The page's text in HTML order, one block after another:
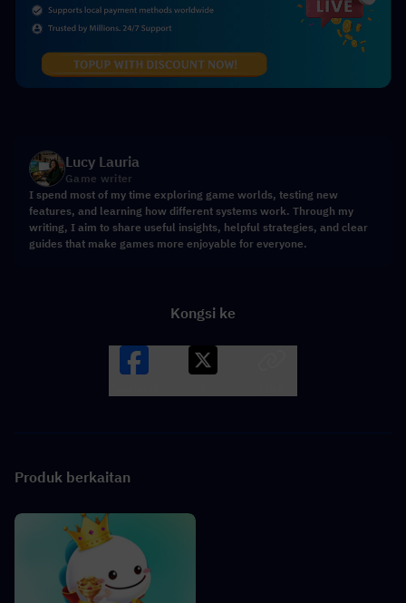
Lucy Lauria
Game writer
I spend most of my time exploring game worlds, testing new
features, and learning how different systems work. Through my
writing, I aim to share useful insights, helpful strategies, and clear
guides that make games more enjoyable for everyone.
Kongsi ke
Produk berkaitan